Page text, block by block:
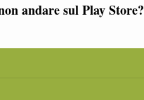
andare sul Play Store?